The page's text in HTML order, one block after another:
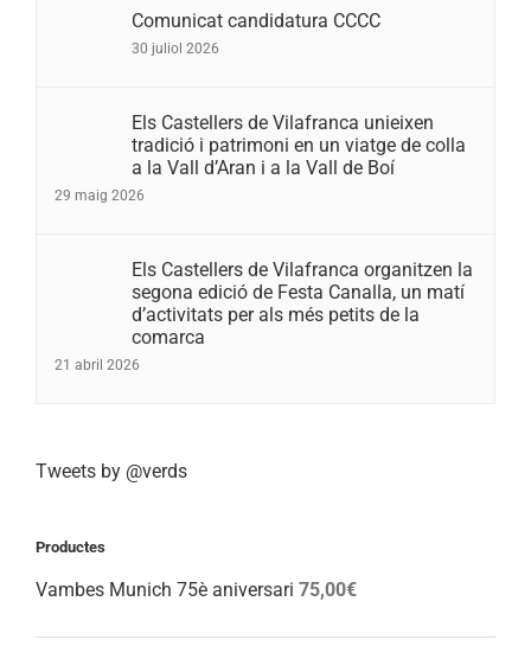
Comunicat candidatura CCCC
30 juliol 2026
Els Castellers de Vilafranca unieixen
tradició i patrimoni en un viatge de colla
a la Vall d’Aran i a la Vall de Boí
29 maig 2026
Els Castellers de Vilafranca organitzen la
segona edició de Festa Canalla, un matí
d’activitats per als més petits de la
comarca
21 abril 2026
Tweets by @verds
Productes
Vambes Munich 75è aniversari 75,00€